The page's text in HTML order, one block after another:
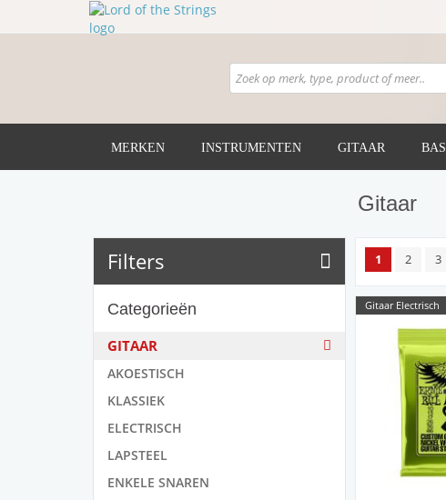
MERKEN INSTRUMENTEN GITAAR BAS
Gitaar
Filters
Categorieën
GITAAR
AKOESTISCH
KLASSIEK
ELECTRISCH
LAPSTEEL
ENKELE SNAREN
1 2 3
Gitaar Electrisch